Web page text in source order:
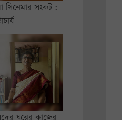
সিনেমার সংকট :